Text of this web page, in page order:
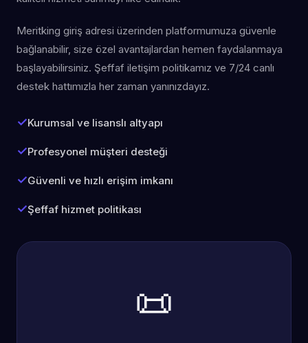
Meritking giriş adresi üzerinden platformumuza güvenle
bağlanabilir, size özel avantajlardan hemen faydalanmaya
başlayabilirsiniz. Şeffaf iletişim politikamız ve 7/24 canlı
destek hattımızla her zaman yanınızdayız.
Kurumsal ve lisanslı altyapı
Profesyonel müşteri desteği
Güvenli ve hızlı erişim imkanı
Şeffaf hizmet politikası
📜